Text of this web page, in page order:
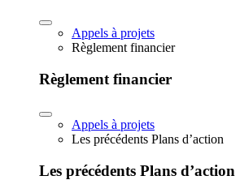
Appels à projets
Règlement financier
Règlement financier
Appels à projets
Les précédents Plans d’action
Les précédents Plans d’action